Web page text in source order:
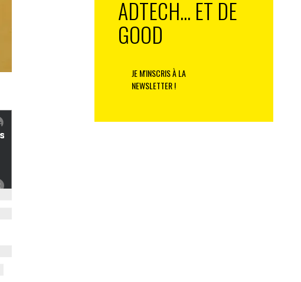
ADTECH... ET DE
GOOD
JE M'INSCRIS À LA
NEWSLETTER !